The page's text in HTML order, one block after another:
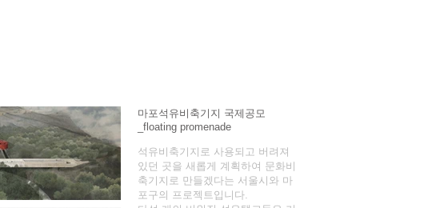
마포석유비축기지 국제공모
_floating promenade
석유비축기지로 사용되고 버려져
있던 곳을 새롭게 계획하여 문화비
축기지로 만들겠다는 서울시와 마
포구의 프로젝트입니다.